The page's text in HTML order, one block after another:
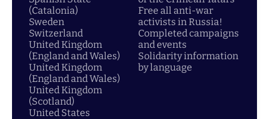
(Catalonia)
Sweden
Switzerland
United Kingdom
(England and Wales)
United Kingdom
(England and Wales)
United Kingdom
(Scotland)
United States
Free all anti-war
activists in Russia!
Completed campaigns
and events
Solidarity information
by language